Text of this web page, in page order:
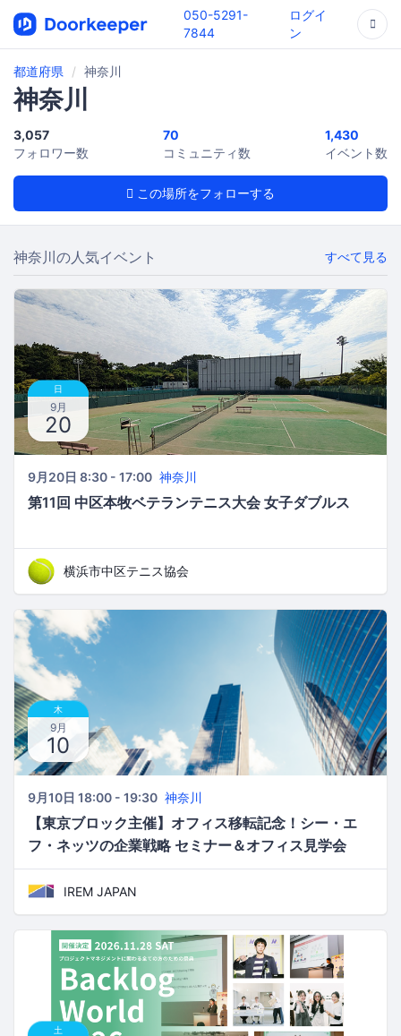
050-5291-
7844
ログイ
ン
都道府県 神奈川
神奈川
この場所をフォローする
3,057
フォロワー数
70
コミュニティ数
1,430
イベント数
神奈川の人気イベント すべて見る
日
9月
20
9月20日 8:30 - 17:00 神奈川
第11回 中区本牧ベテランテニス大会 女子ダブルス
横浜市中区テニス協会
木
9月
10
9月10日 18:00 - 19:30 神奈川
【東京ブロック主催】オフィス移転記念！シー・エ
フ・ネッツの企業戦略 セミナー＆オフィス見学会
IREM JAPAN
土